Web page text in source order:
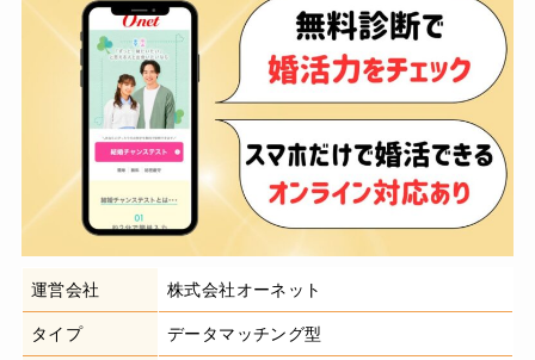
運営会社 株式会社オーネット
タイプ データマッチング型